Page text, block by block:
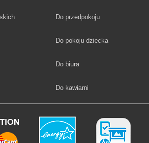
Fototapety
Do przedpokoju
Fototapety
Do pokoju dziecka
Fototapety
Do biura
Fototapety
Do kawiarni